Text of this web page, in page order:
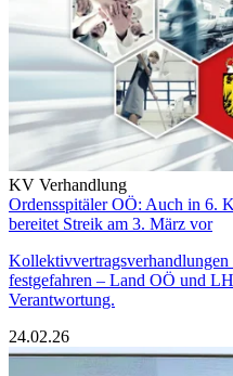
KV Verhandlung
Ordensspitäler OÖ: Auch in 6.
bereitet Streik am 3. März vor
festgefahren – Land OÖ und
Verantwortung.
24.02.26